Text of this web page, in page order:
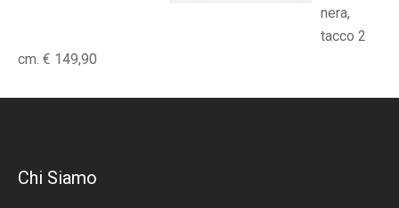
nera,
tacco 2
cm. € 149,90
Chi Siamo